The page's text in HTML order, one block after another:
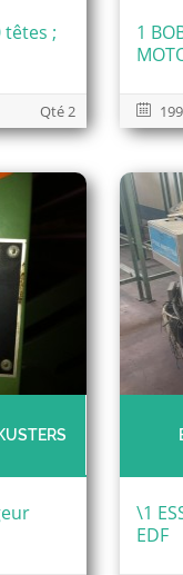
têtes ;
Qté 2
1
\1
EDF